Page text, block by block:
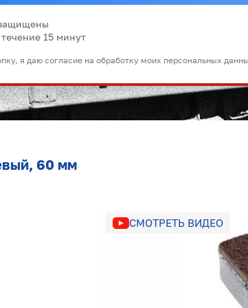
15 минут
я даю согласие на обработку моих персональных
60 мм
СМОТРЕТЬ ВИДЕО